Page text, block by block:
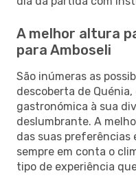
A melhor altura
para Amboseli
São inúmeras as
descoberta de
gastronómica à sua
deslumbrante. A
das suas preferências
sempre em conta o
tipo de experiência